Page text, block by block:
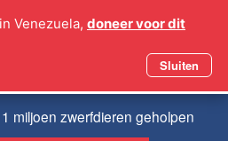
miljoen zwerfdieren geholpen
Venezuela, doneer voor dit
Sluiten